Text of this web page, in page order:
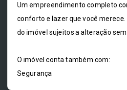
Um empreendimento completo
conforto e lazer que você
do imóvel sujeitos a alteração sem
O imóvel conta também com:
Segurança